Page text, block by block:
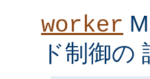
worker
ド制御の